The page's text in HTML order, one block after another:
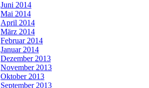
Juni 2014
Mai 2014
April 2014
März 2014
Februar 2014
Januar 2014
Dezember 2013
November 2013
Oktober 2013
September 2013